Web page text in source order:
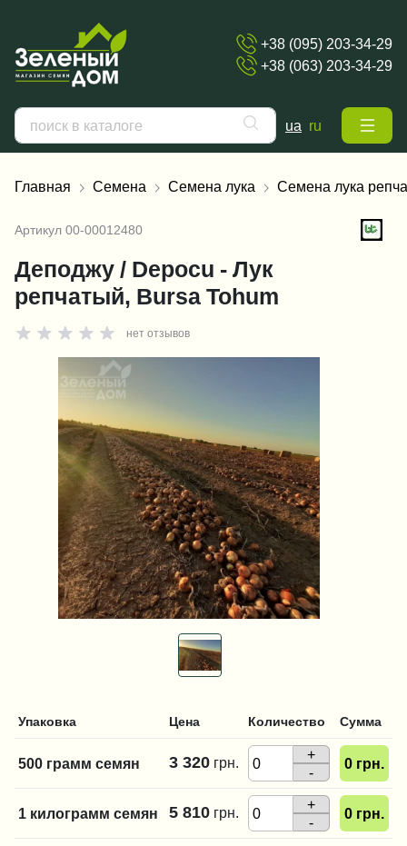
+38 (095) 203-34-29
+38 (063) 203-34-29
ua ru
Главная Семена Семена лука Семена лука
Артикул 00-00012480
Деподжу / Depocu - Лук
репчатый, Bursa Tohum
нет отзывов
Упаковка Цена Количество Сумма
500 грамм семян 3 320 грн.
+
-
0 грн.
1 килограмм семян 5 810 грн.
+
-
0 грн.